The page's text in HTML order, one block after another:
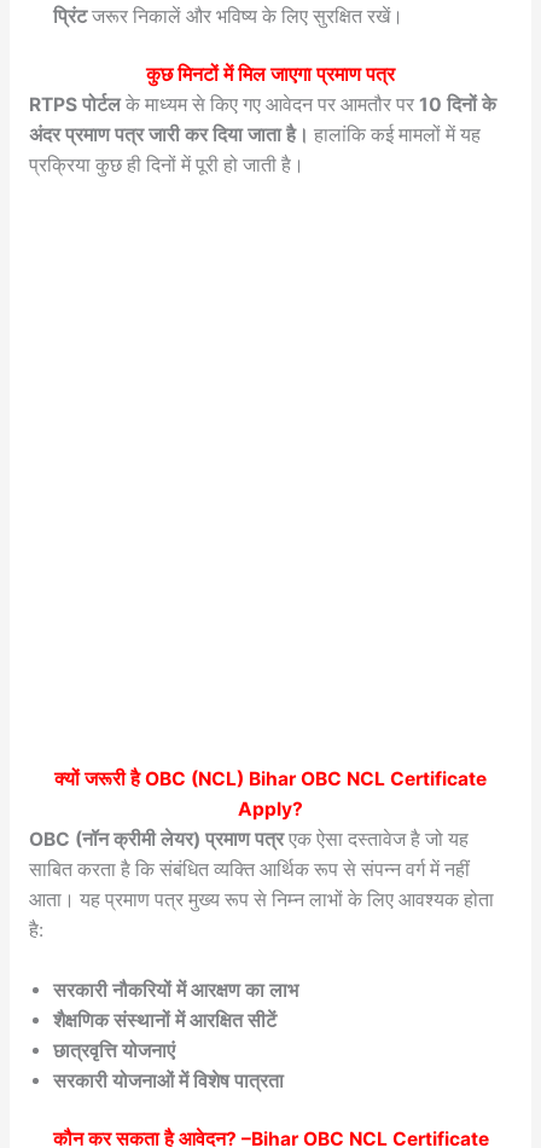
प्रिंटजरूर निकालें और भविष्य के लिए सुरक्षित रखें।
कुछ मिनटों में मिल जाएगा प्रमाण पत्र
RTPS पोर्टलके माध्यम से किए गए आवेदन पर आमतौर पर 10 दिनों के
अंदर प्रमाण पत्र जारी कर दिया जाता है। हालांकि कई मामलों में यह
प्रक्रिया कुछ ही दिनों में पूरी हो जाती है।
क्यों जरूरी है OBC (NCL) Bihar OBC NCL Certificate
Apply?
OBC (नॉन क्रीमी लेयर) प्रमाण पत्रएक ऐसा दस्तावेज है जो यह
साबित करता है कि संबंधित व्यक्ति आर्थिक रूप से संपन्न वर्ग में नहीं
आता। यह प्रमाण पत्र मुख्य रूप से निम्न लाभों के लिए आवश्यक होता
है:
सरकारी नौकरियों में आरक्षण का लाभ
शैक्षणिक संस्थानों में आरक्षित सीटें
छात्रवृत्ति योजनाएं
सरकारी योजनाओं में विशेष पात्रता
कौन कर सकता है आवेदन? –Bihar OBC NCL Certificate